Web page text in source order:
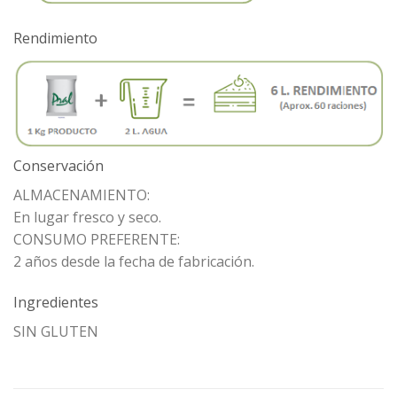
Rendimiento
Conservación
ALMACENAMIENTO:
En lugar fresco y seco.
CONSUMO PREFERENTE:
2 años desde la fecha de fabricación.
Ingredientes
SIN GLUTEN